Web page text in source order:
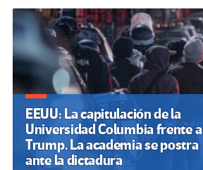
EEUU: La capitulación de la
Universidad Columbia frente a
Trump. La academia se postra
ante la dictadura